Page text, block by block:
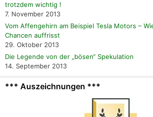
trotzdem wichtig !
7. November 2013
Vom Affengehirn am Beispiel Tesla Motors –
Chancen auffrisst
29. Oktober 2013
Die Legende von der „bösen“ Spekulation
14. September 2013
*** Auszeichnungen ***